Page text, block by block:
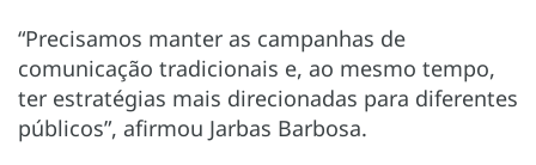
“Precisamos manter as campanhas de
comunicação tradicionais e, ao mesmo tempo,
ter estratégias mais direcionadas para diferentes
públicos”, afirmou Jarbas Barbosa.